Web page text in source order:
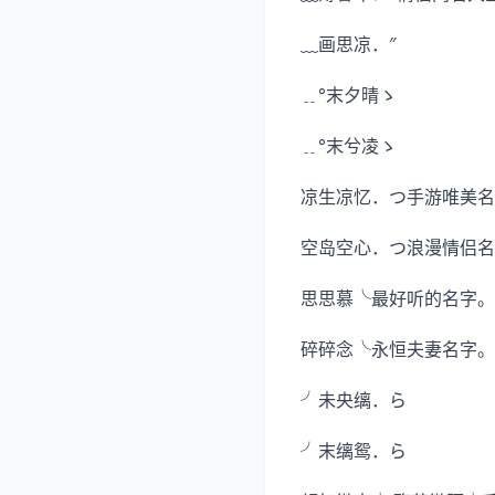
﹏画思凉．″
﹎°末夕晴ゝ
﹎°末兮凌ゝ
凉生凉忆．つ手游唯美名
空岛空心．つ浪漫情侣名
思思慕╰最好听的名字。
碎碎念╰永恒夫妻名字。
╯未央缡．ら
╯末缡鸳．ら